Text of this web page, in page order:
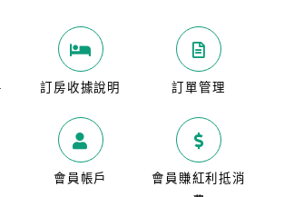
訂房收據說明 訂單管理
會員帳戶
會員賺紅利抵消